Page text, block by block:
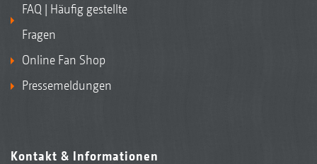
FAQ | Häufig gestellte
Fragen
Online Fan Shop
Pressemeldungen
Kontakt & Informationen